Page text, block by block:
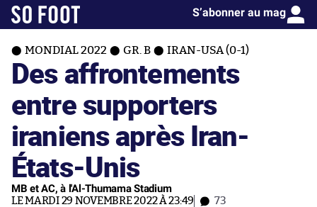
S’abonner au mag
MONDIAL 2022 GR. B IRAN-USA (0-1)
Des affrontements
entre supporters
iraniens après Iran-
États-Unis
MB et AC, à l'Al-Thumama Stadium
LE MARDI 29 NOVEMBRE 2022 À 23:49 73